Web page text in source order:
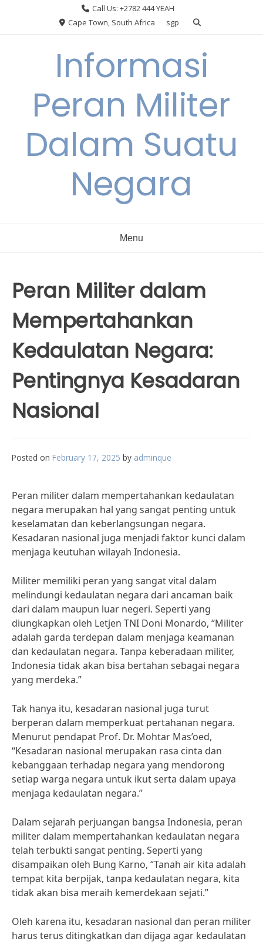
Call Us: +2782 444 YEAH
Cape Town, South Africa
sgp
Informasi
Peran Militer
Dalam Suatu
Negara
Menu
Peran Militer dalam
Mempertahankan
Kedaulatan Negara:
Pentingnya Kesadaran
Nasional
Posted on February 17, 2025 by adminque
Peran militer dalam mempertahankan kedaulatan
negara merupakan hal yang sangat penting untuk
keselamatan dan keberlangsungan negara.
Kesadaran nasional juga menjadi faktor kunci dalam
menjaga keutuhan wilayah Indonesia.
Militer memiliki peran yang sangat vital dalam
melindungi kedaulatan negara dari ancaman baik
dari dalam maupun luar negeri. Seperti yang
diungkapkan oleh Letjen TNI Doni Monardo, “Militer
adalah garda terdepan dalam menjaga keamanan
dan kedaulatan negara. Tanpa keberadaan militer,
Indonesia tidak akan bisa bertahan sebagai negara
yang merdeka.”
Tak hanya itu, kesadaran nasional juga turut
berperan dalam memperkuat pertahanan negara.
Menurut pendapat Prof. Dr. Mohtar Mas’oed,
“Kesadaran nasional merupakan rasa cinta dan
kebanggaan terhadap negara yang mendorong
setiap warga negara untuk ikut serta dalam upaya
menjaga kedaulatan negara.”
Dalam sejarah perjuangan bangsa Indonesia, peran
militer dalam mempertahankan kedaulatan negara
telah terbukti sangat penting. Seperti yang
disampaikan oleh Bung Karno, “Tanah air kita adalah
tempat kita berpijak, tanpa kedaulatan negara, kita
tidak akan bisa meraih kemerdekaan sejati.”
Oleh karena itu, kesadaran nasional dan peran militer
harus terus ditingkatkan dan dijaga agar kedaulatan